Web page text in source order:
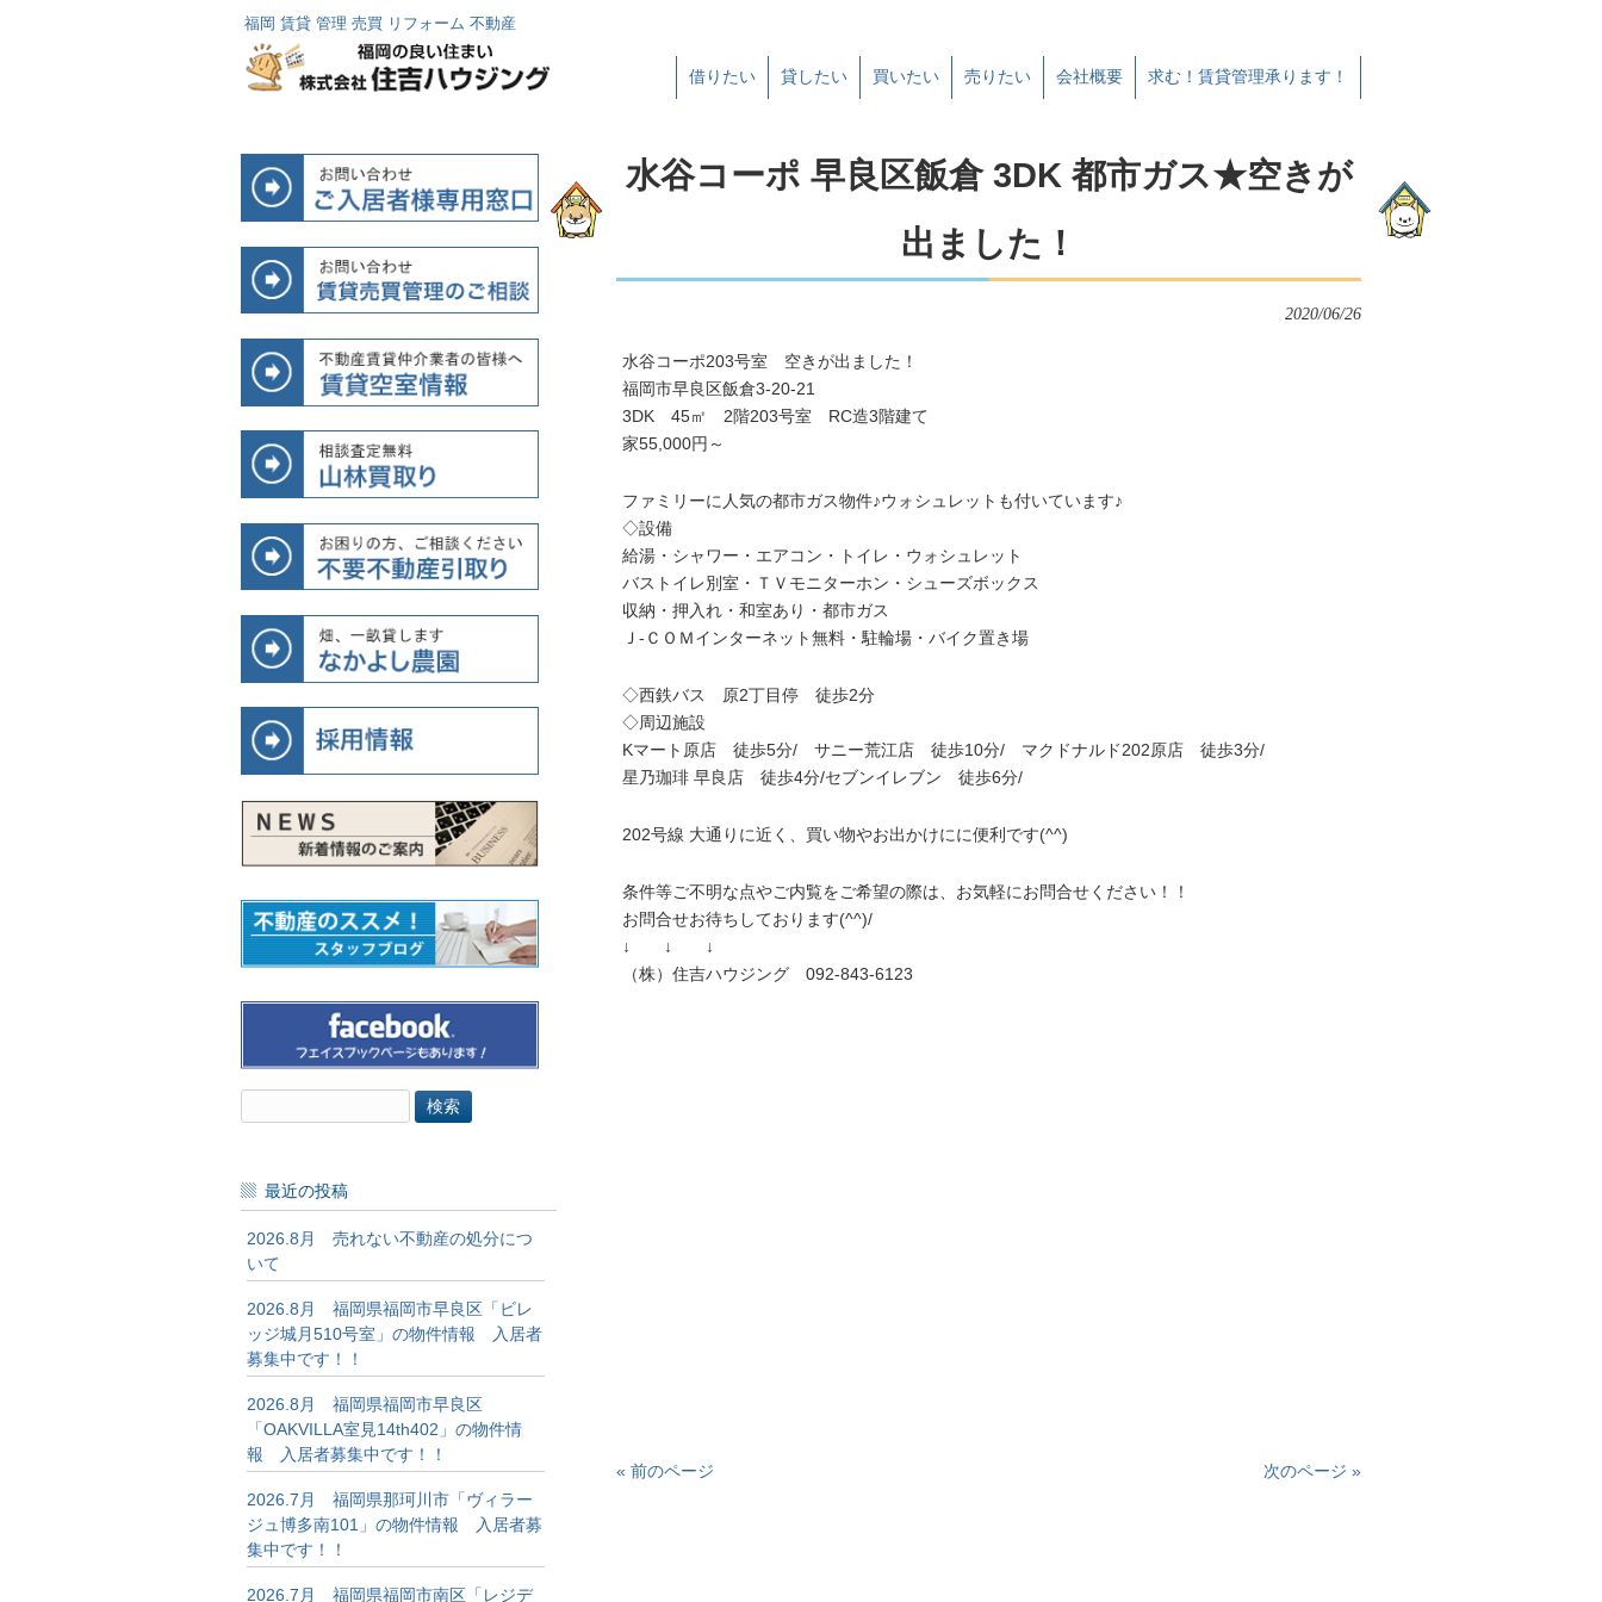
福岡 賃貸 管理 売買 リフォーム 不動産
借りたい 貸したい 買いたい 売りたい 会社概要 求む！賃貸管理承ります！
水谷コーポ 早良区飯倉 3DK 都市ガス★空きが
出ました！
2020/06/26
水谷コーポ203号室 空きが出ました！
福岡市早良区飯倉3-20-21
3DK 45㎡ 2階203号室 RC造3階建て
家55,000円～
ファミリーに人気の都市ガス物件♪ウォシュレットも付いています♪
◇設備
給湯・シャワー・エアコン・トイレ・ウォシュレット
バストイレ別室・ＴＶモニターホン・シューズボックス
収納・押入れ・和室あり・都市ガス
Ｊ-ＣＯＭインターネット無料・駐輪場・バイク置き場
◇西鉄バス 原2丁目停 徒歩2分
◇周辺施設
Kマート原店 徒歩5分/ サニー荒江店 徒歩10分/ マクドナルド202原店 徒歩3分/
星乃珈琲 早良店 徒歩4分/セブンイレブン 徒歩6分/
202号線 大通りに近く、買い物やお出かけにに便利です(^^)
条件等ご不明な点やご内覧をご希望の際は、お気軽にお問合せください！！
お問合せお待ちしております(^^)/
↓ ↓ ↓
（株）住吉ハウジング 092-843-6123
« 前のページ 次のページ »
最近の投稿
2026.8月 売れない不動産の処分につ
いて
2026.8月 福岡県福岡市早良区「ビレ
ッジ城月510号室」の物件情報 入居者
募集中です！！
2026.8月 福岡県福岡市早良区
「OAKVILLA室見14th402」の物件情
報 入居者募集中です！！
2026.7月 福岡県那珂川市「ヴィラー
ジュ博多南101」の物件情報 入居者募
集中です！！
2026.7月 福岡県福岡市南区「レジデ